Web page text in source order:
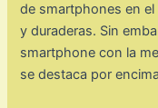
de smartphones en
y duraderas. Sin
smartphone con la
se destaca por